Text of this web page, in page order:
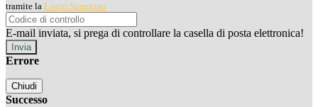
tramite la Login Spaggiari
E-mail inviata, si prega di controllare la casella di posta elettronica!
Errore
Chiudi
Successo